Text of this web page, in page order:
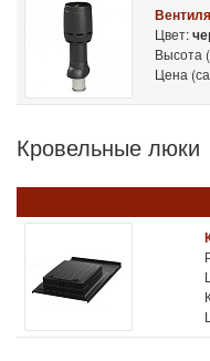
Цвет:
Высота
Цена
Кровельные люки